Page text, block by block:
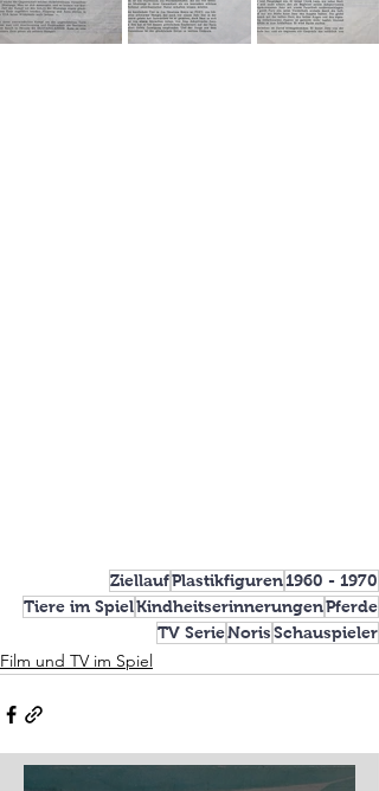
ZiellaufPlastikfiguren1960 - 1970
Tiere im SpielKindheitserinnerungenPferde
TV SerieNorisSchauspieler
Film und TV im Spiel